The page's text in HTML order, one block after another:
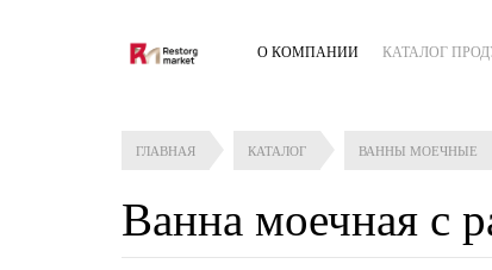
О КОМПАНИИ КАТАЛОГ
ГЛАВНАЯ КАТАЛОГ ВАННЫ МОЕЧНЫЕ
Ванна моечная с